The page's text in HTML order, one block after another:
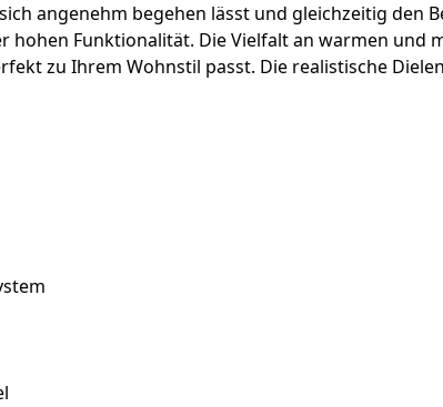
angenehm begehen lässt und gleichzeitig den
hohen Funktionalität. Die Vielfalt an warmen und
zu Ihrem Wohnstil passt. Die realistische